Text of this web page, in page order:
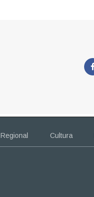
Regional Cultura